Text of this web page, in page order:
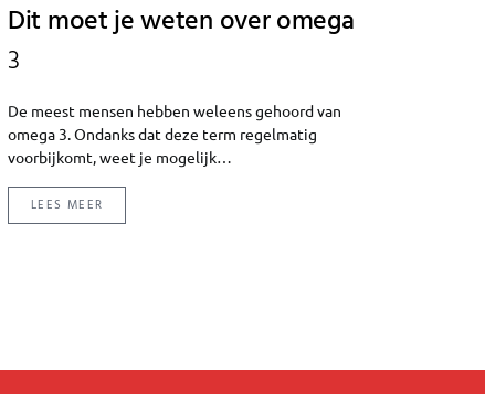
Dit moet je weten over omega
3
De meest mensen hebben weleens gehoord van
omega 3. Ondanks dat deze term regelmatig
voorbijkomt, weet je mogelijk…
LEES MEER